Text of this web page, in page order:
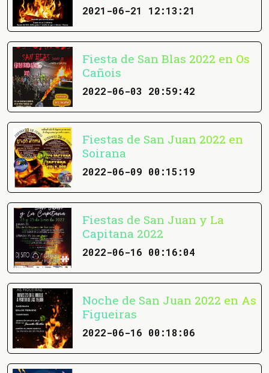
2021-06-21 12:13:21
Fiesta de San Blas 2022 en Os
Cañois
2022-06-03 20:59:42
Fiestas de San Juan 2022 en
Soirana
2022-06-09 00:15:19
Fiestas de San Juan y La
Capitana 2022
2022-06-16 00:16:04
Noche de San Juan 2022 en As
Figueiras
2022-06-16 00:18:06